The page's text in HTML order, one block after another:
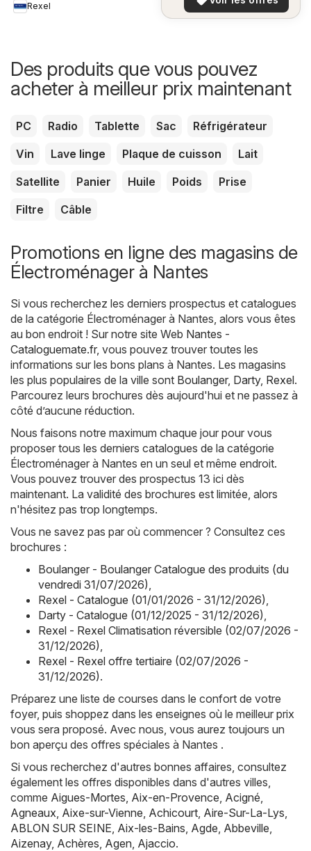
Rexel
Des produits que vous pouvez
acheter à meilleur prix maintenant
PC Radio Tablette Sac
Réfrigérateur
Vin
Lave linge Plaque de cuisson
Lait
Satellite
Panier Huile Poids
Prise
Filtre
Câble
Promotions en ligne des magasins de
Électroménager à Nantes
Si vous recherchez les derniers prospectus et catalogues
de la catégorie Électroménager à Nantes, alors vous êtes
au bon endroit ! Sur notre site Web Nantes -
Cataloguemate.fr, vous pouvez trouver toutes les
informations sur les bons plans à Nantes. Les magasins
les plus populaires de la ville sont Boulanger, Darty, Rexel.
Parcourez leurs brochures dès aujourd'hui et ne passez à
côté d’aucune réduction.
Nous faisons notre maximum chaque jour pour vous
proposer tous les derniers catalogues de la catégorie
Électroménager à Nantes en un seul et même endroit.
Vous pouvez trouver des prospectus 13 ici dès
maintenant. La validité des brochures est limitée, alors
n'hésitez pas trop longtemps.
Vous ne savez pas par où commencer ? Consultez ces
brochures :
Boulanger - Boulanger Catalogue des produits (du
vendredi 31/07/2026)
Rexel - Catalogue (01/01/2026 - 31/12/2026)
Darty - Catalogue (01/12/2025 - 31/12/2026)
Rexel - Rexel Climatisation réversible (02/07/2026 -
31/12/2026)
Rexel - Rexel offre tertiaire (02/07/2026 -
31/12/2026).
Préparez une liste de courses dans le confort de votre
foyer, puis shoppez dans les enseignes où le meilleur prix
vous sera proposé. Avec nous, vous aurez toujours un
bon aperçu des offres spéciales à Nantes .
Si vous recherchez d'autres bonnes affaires, consultez
également les offres disponibles dans d'autres villes,
comme Aigues-Mortes Aix-en-Provence Acigné
Agneaux Aixe-sur-Vienne Achicourt Aire-Sur-La-Lys
ABLON SUR SEINE Aix-les-Bains Agde Abbeville
Aizenay, Achères Agen Ajaccio.